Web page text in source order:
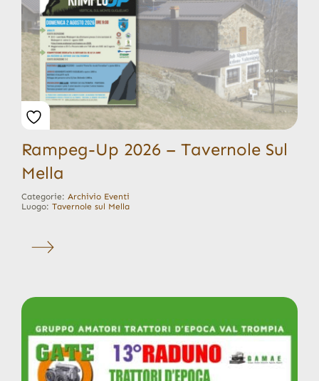
Rampeg-Up 2026 – Tavernole Sul
Mella
Categorie: Archivio Eventi
Luogo: Tavernole sul Mella